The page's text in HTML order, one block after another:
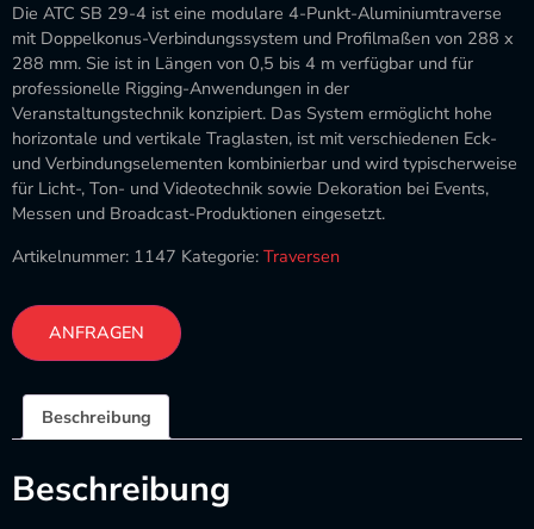
Die ATC SB 29-4 ist eine modulare 4-Punkt-Aluminiumtraverse
mit Doppelkonus-Verbindungssystem und Profilmaßen von 288 x
288 mm. Sie ist in Längen von 0,5 bis 4 m verfügbar und für
professionelle Rigging-Anwendungen in der
Veranstaltungstechnik konzipiert. Das System ermöglicht hohe
horizontale und vertikale Traglasten, ist mit verschiedenen Eck-
und Verbindungselementen kombinierbar und wird typischerweise
für Licht-, Ton- und Videotechnik sowie Dekoration bei Events,
Messen und Broadcast-Produktionen eingesetzt.
Artikelnummer: 1147 Kategorie: Traversen
ANFRAGEN
Beschreibung
Beschreibung